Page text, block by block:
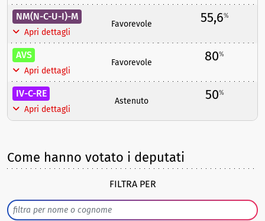
NM(N-C-U-I)-M
Apri dettagli
Favorevole 55,6%
AVS
Apri dettagli
Favorevole 80%
IV-C-RE
Apri dettagli
Astenuto 50%
Come hanno votato i deputati
FILTRA PER